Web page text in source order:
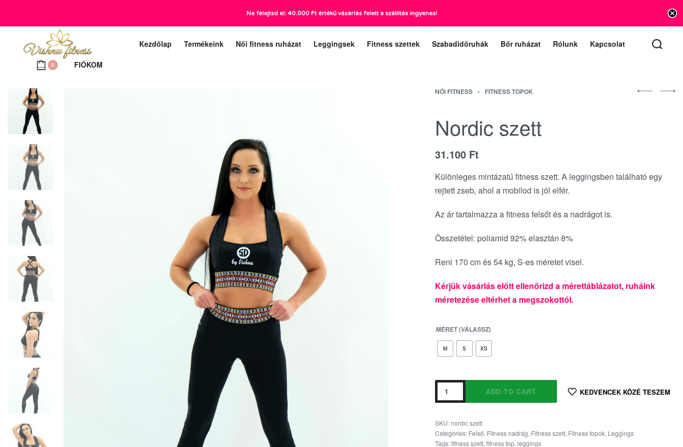
Kezdőlap Termékeink Női fitness ruházat Leggingsek Fitness szettek Szabadidőruhák Bőr ruházat Rólunk Kapcsolat
0 FIÓKOM
NŐI FITNESS › FITNESS TOPOK
Nordic szett
31.100 Ft
Különleges mintázatú fitness szett. A leggingsben található egy
rejtett zseb, ahol a mobilod is jól elfér.
Az ár tartalmazza a fitness felsőt és a nadrágot is.
Összetétel: poliamid 92% elasztán 8%
Reni 170 cm és 54 kg, S-es méretet visel.
Kérjük vásárlás előtt ellenőrizd a mérettáblázatot, ruháink
méretezése eltérhet a megszokottól.
MÉRET (VÁLASSZ)
M S XS
ADD TO CART KEDVENCEK KÖZÉ TESZEM
SKU:nordic szett
Categories: Felső, Fitness nadrág, Fitness szett, Fitness topok, Leggings
Tags:fitness szett, fitness top, leggings
Ne felejtsd el: 40.000 Ft értékű vásárlás felett a szállítás ingyenes!